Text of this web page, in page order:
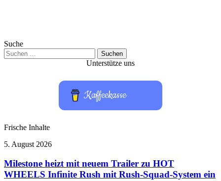
Suche
Suchen
nach:
Unterstütze uns
Kaffeekasse
Frische Inhalte
Milestone
mit
neuem
5. August 2026
Milestone heizt mit neuem Trailer zu HOT
WHEELS Infinite Rush mit Rush-Squad-System ein